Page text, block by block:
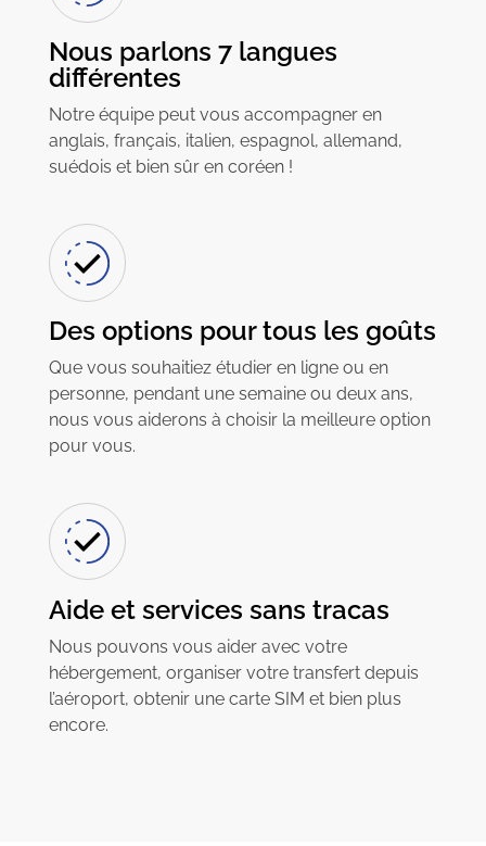
Nous parlons 7 langues
différentes
Notre équipe peut vous accompagner en
anglais, français, italien, espagnol, allemand,
suédois et bien sûr en coréen !
Des options pour tous les goûts
Que vous souhaitiez étudier en ligne ou en
personne, pendant une semaine ou deux ans,
nous vous aiderons à choisir la meilleure option
pour vous.
Aide et services sans tracas
Nous pouvons vous aider avec votre
hébergement, organiser votre transfert depuis
l’aéroport, obtenir une carte SIM et bien plus
encore.